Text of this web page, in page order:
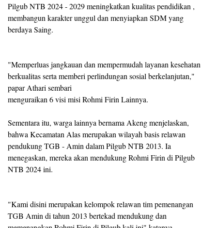
Pilgub NTB 2024 - 2029 meningkatkan kualitas pendidikan ,
membangun karakter unggul dan menyiapkan SDM yang
berdaya Saing.
"Memperluas jangkauan dan mempermudah layanan kesehatan
berkualitas serta memberi perlindungan sosial berkelanjutan,"
papar Athari sembari
menguraikan 6 visi misi Rohmi Firin Lainnya.
Sementara itu, warga lainnya bernama Akeng menjelaskan,
bahwa Kecamatan Alas merupakan wilayah basis relawan
pendukung TGB - Amin dalam Pilgub NTB 2013. Ia
menegaskan, mereka akan mendukung Rohmi Firin di Pilgub
NTB 2024 ini.
"Kami disini merupakan kelompok relawan tim pemenangan
TGB Amin di tahun 2013 bertekad mendukung dan